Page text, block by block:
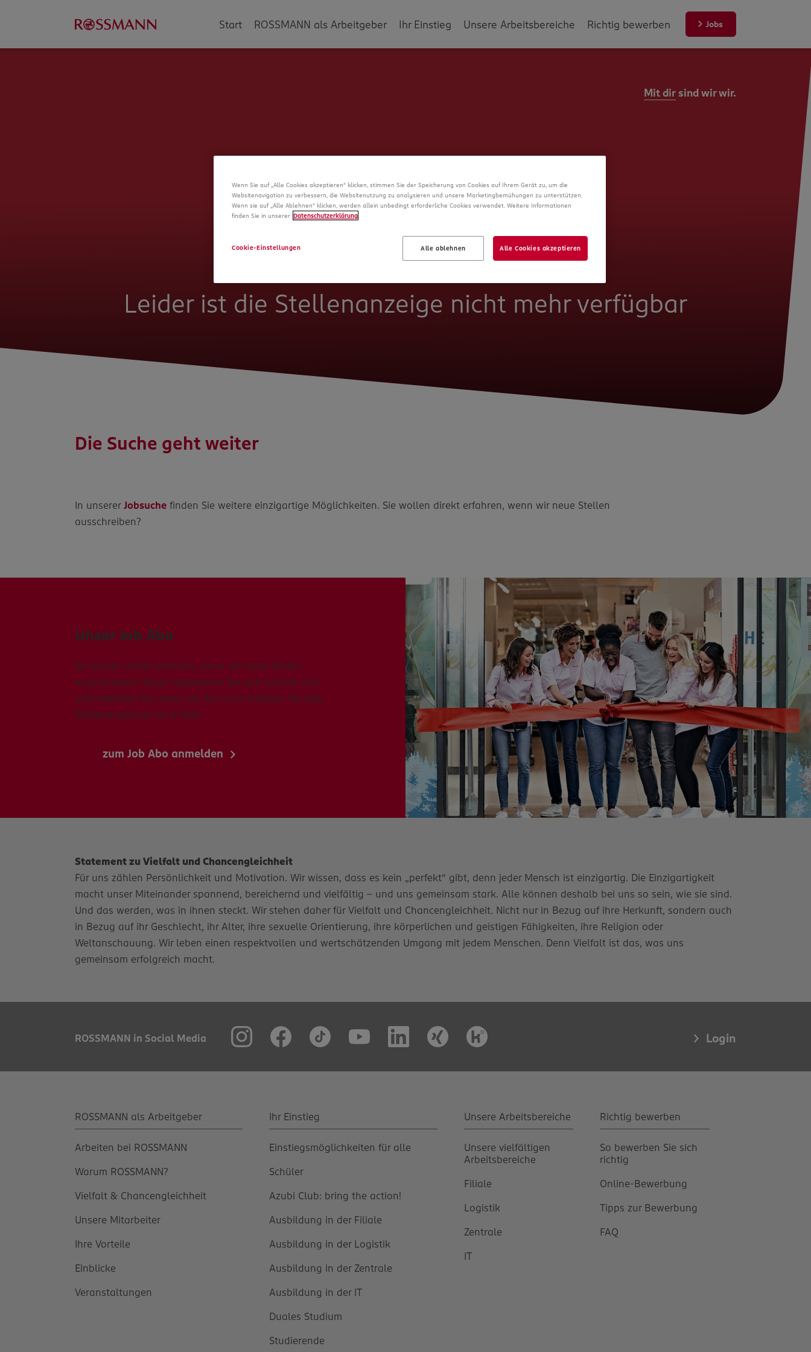
Start ROSSMANN als Arbeitgeber Ihr Einstieg Unsere Arbeitsbereiche Richtig bewerben Jobs
Mit dirsind wir wir.
Schade!
Leider ist die Stellenanzeige nicht mehr verfügbar
Die Suche geht weiter
In unsererJobsuche finden Sie weitere einzigartige Möglichkeiten. Sie wollen direkt erfahren, wenn wir neue Stellen
ausschreiben?
Unser Job Abo
Sie wollen direkt erfahren, wenn wir neue Stellen
ausschreiben? Dann registrieren Sie sich schnell und
unkompliziert für unser Job Abo und erhalten Sie alle
Stellenangebote via E-Mail.
zum Job Abo anmelden
Statement zu Vielfalt und Chancengleichheit
Für uns zählen Persönlichkeit und Motivation. Wir wissen, dass es kein „perfekt“ gibt, denn jeder Mensch ist einzigartig. Die Einzigartigkeit
macht unser Miteinander spannend, bereichernd und vielfältig – und uns gemeinsam stark. Alle können deshalb bei uns so sein, wie sie sind.
Und das werden, was in ihnen steckt. Wir stehen daher für Vielfalt und Chancengleichheit. Nicht nur in Bezug auf ihre Herkunft, sondern auch
in Bezug auf ihr Geschlecht, ihr Alter, ihre sexuelle Orientierung, ihre körperlichen und geistigen Fähigkeiten, ihre Religion oder
Weltanschauung. Wir leben einen respektvollen und wertschätzenden Umgang mit jedem Menschen. Denn Vielfalt ist das, was uns
gemeinsam erfolgreich macht.
ROSSMANN in Social Media Login
ROSSMANN als Arbeitgeber
Arbeiten bei ROSSMANN
Warum ROSSMANN?
Vielfalt & Chancengleichheit
Unsere Mitarbeiter
Ihre Vorteile
Einblicke
Veranstaltungen
Ihr Einstieg
Einstiegsmöglichkeiten für alle
Schüler
Azubi Club: bring the action!
Ausbildung in der Filiale
Ausbildung in der Logistik
Ausbildung in der Zentrale
Ausbildung in der IT
Duales Studium
Studierende
Unsere Arbeitsbereiche
Unsere vielfältigen
Arbeitsbereiche
Filiale
Logistik
Zentrale
IT
Richtig bewerben
So bewerben Sie sich
richtig
Online-Bewerbung
Tipps zur Bewerbung
FAQ
Wenn Sie auf „Alle Cookies akzeptieren“ klicken, stimmen Sie der Speicherung von Cookies auf Ihrem Gerät zu, um die
Websitenavigation zu verbessern, die Websitenutzung zu analysieren und unsere Marketingbemühungen zu unterstützen.
Wenn sie auf „Alle Ablehnen“ klicken, werden allein unbedingt erforderliche Cookies verwendet. Weitere Informationen
finden Sie in unserer Datenschutzerklärung
Alle ablehnen Alle Cookies akzeptieren
Cookie-Einstellungen